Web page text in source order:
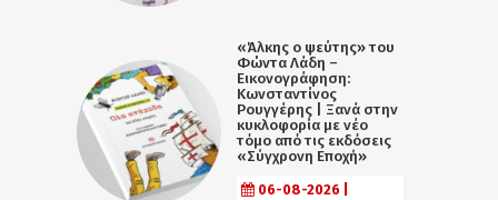
«Άλκης ο ψεύτης» του
Φώντα Λάδη –
Εικονογράφηση:
Κωνσταντίνος
Ρουγγέρης | Ξανά στην
κυκλοφορία με νέο
τόμο από τις εκδόσεις
«Σύγχρονη Εποχή»
06-08-2026 |